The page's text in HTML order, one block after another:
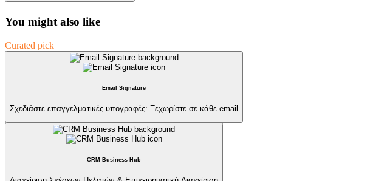
You might also like
Curated pick
Email Signature
Σχεδιάστε επαγγελματικές υπογραφές: Ξεχωρίστε σε κάθε email
CRM Business Hub